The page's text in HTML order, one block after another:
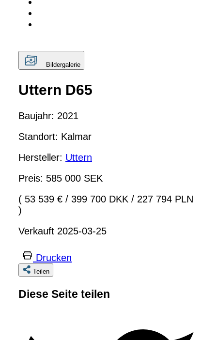
Bildergalerie
Uttern D65
Baujahr: 2021
Standort: Kalmar
Hersteller: Uttern
Preis: 585 000 SEK
( 53 539 € / 399 700 DKK / 227 794 PLN
)
Verkauft 2025-03-25
Drucken
Teilen
Diese Seite teilen